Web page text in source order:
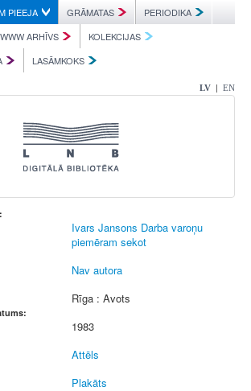
PIEEJA GRĀMATAS
PERIODIKA
WWW ARHĪVS
KOLEKCIJAS
LASĀMKOKS
LV | EN
Ivars Jansons Darba varoņu
piemēram sekot
Nav autora
Rīga : Avots
1983
Attēls
Plakāts